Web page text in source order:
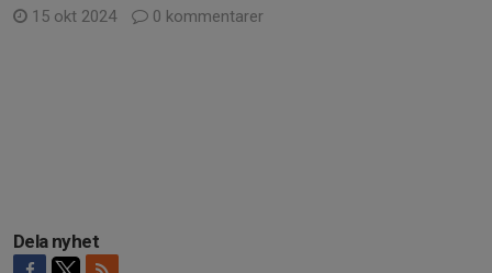
15 okt 2024 0 kommentarer
Dela nyhet